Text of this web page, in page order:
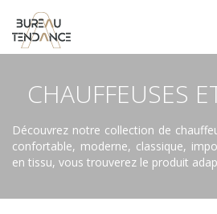
CHAUFFEUSES
Découvrez notre collection de
confortable, moderne, classique,
en tissu, vous trouverez le produit